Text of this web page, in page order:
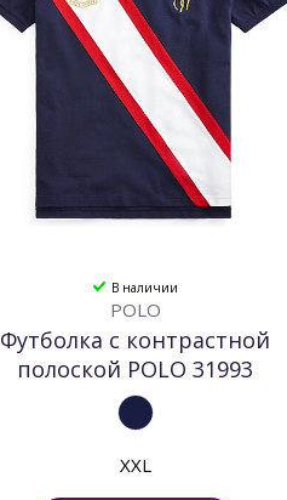
В наличии
POLO
Футболка с контрастной
полоской POLO 31993
XXL